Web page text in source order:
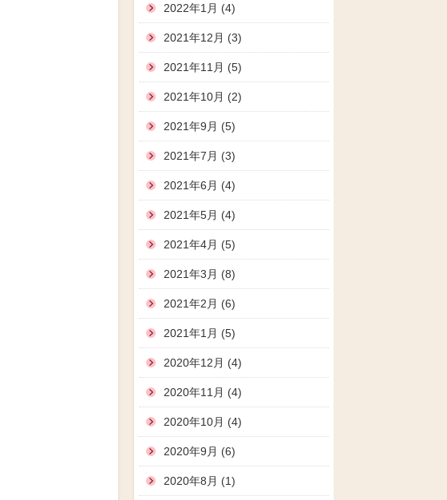
2022年1月 (4)
2021年12月 (3)
2021年11月 (5)
2021年10月 (2)
2021年9月 (5)
2021年7月 (3)
2021年6月 (4)
2021年5月 (4)
2021年4月 (5)
2021年3月 (8)
2021年2月 (6)
2021年1月 (5)
2020年12月 (4)
2020年11月 (4)
2020年10月 (4)
2020年9月 (6)
2020年8月 (1)